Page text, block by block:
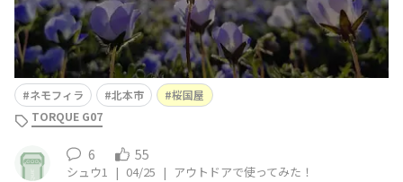
ネモフィラ 北本市
桜国屋
TORQUE G07
6 55
シュウ1 | 04/25 | アウトドアで使ってみた！